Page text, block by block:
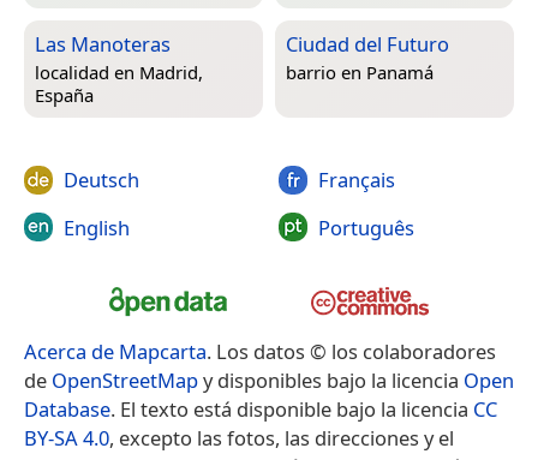
Las Manoteras
localidad en Madrid,
España
Ciudad del Futuro
barrio en Panamá
Deutsch
English
Français
Português
Acerca de Mapcarta. Los datos © los colaboradores
de OpenStreetMapy disponibles bajo la licencia Open
Database. El texto está disponible bajo la licencia CC
BY-SA 4.0, excepto las fotos, las direcciones y el